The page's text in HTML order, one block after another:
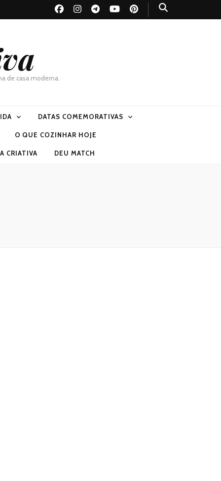
de casa moderna.
DATAS COMEMORATIVAS
O QUE COZINHAR HOJE
CRIATIVA DEU MATCH